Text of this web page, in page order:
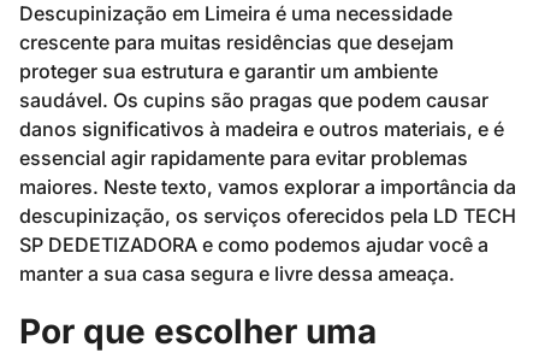
Descupinização em Limeira é uma necessidade
crescente para muitas residências que desejam
proteger sua estrutura e garantir um ambiente
saudável. Os cupins são pragas que podem causar
danos significativos à madeira e outros materiais, e é
essencial agir rapidamente para evitar problemas
maiores. Neste texto, vamos explorar a importância da
descupinização, os serviços oferecidos pela LD TECH
SP DEDETIZADORA e como podemos ajudar você a
manter a sua casa segura e livre dessa ameaça.
Por que escolher uma